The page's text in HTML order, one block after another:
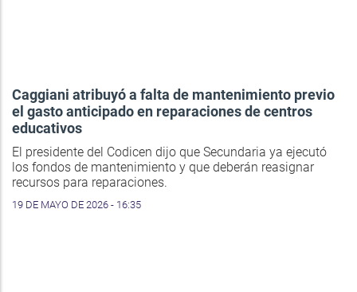
Caggiani atribuyó a falta de mantenimiento previo
el gasto anticipado en reparaciones de centros
educativos
El presidente del Codicen dijo que Secundaria ya ejecutó
los fondos de mantenimiento y que deberán reasignar
recursos para reparaciones.
19 DE MAYO DE 2026 - 16:35